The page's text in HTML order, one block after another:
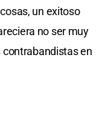
un exitoso
no ser muy
contrabandistas en